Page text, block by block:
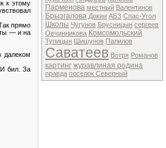
к этому
прямо
— и на
далеком
И бил. За
Парменова местный Валентинов
Брызгалова Докин АБЗ Спас-Угол
Школы Чугунов Брусницын сергеев
Овчинникова Комсомольский
Тупицын Шишунов Палилов
Саватеев Вотря Романов
картинг журавлиная родина
правда поселок Северный